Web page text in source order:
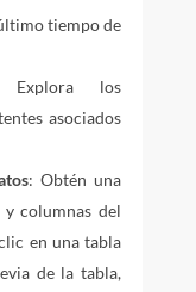
tiempo de
los
asociados
: Obtén una
columnas del
en una tabla
de la tabla,